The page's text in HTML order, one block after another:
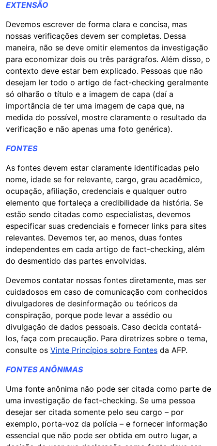
EXTENSÃO
Devemos escrever de forma clara e concisa, mas
nossas verificações devem ser completas. Dessa
maneira, não se deve omitir elementos da investigação
para economizar dois ou três parágrafos. Além disso, o
contexto deve estar bem explicado. Pessoas que não
desejam ler todo o artigo de fact-checking geralmente
só olharão o título e a imagem de capa (daí a
importância de ter uma imagem de capa que, na
medida do possível, mostre claramente o resultado da
verificação e não apenas uma foto genérica).
FONTES
As fontes devem estar claramente identificadas pelo
nome, idade se for relevante, cargo, grau acadêmico,
ocupação, afiliação, credenciais e qualquer outro
elemento que fortaleça a credibilidade da história. Se
estão sendo citadas como especialistas, devemos
especificar suas credenciais e fornecer links para sites
relevantes. Devemos ter, ao menos, duas fontes
independentes em cada artigo de fact-checking, além
do desmentido das partes envolvidas.
Devemos contatar nossas fontes diretamente, mas ser
cuidadosos em caso de comunicação com conhecidos
divulgadores de desinformação ou teóricos da
conspiração, porque pode levar a assédio ou
divulgação de dados pessoais. Caso decida contatá-
los, faça com precaução. Para diretrizes sobre o tema,
consulte os Vinte Princípios sobre Fontes da AFP.
FONTES ANÔNIMAS
Uma fonte anônima não pode ser citada como parte de
uma investigação de fact-checking. Se uma pessoa
desejar ser citada somente pelo seu cargo – por
exemplo, porta-voz da polícia – e fornecer informação
essencial que não pode ser obtida em outro lugar, a